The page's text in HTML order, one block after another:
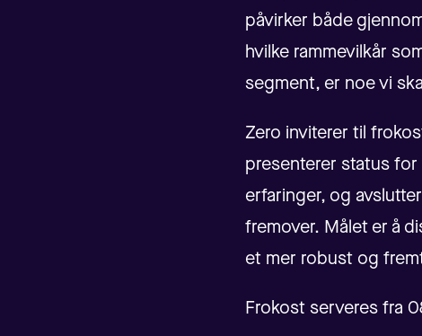
påvirker både
hvilke rammevilkår
segment, er noe vi
Zero inviterer til
presenterer status
erfaringer, og
fremover. Målet er å
et mer robust og
Frokost serveres fra